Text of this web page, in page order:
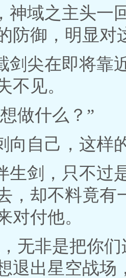
神域之主头一
防御，明显对
剑尖在即将靠
不见。
做什么？”
向自己，这样
生剑，只不过
，却不料竟
对付他。
无非是把你
退出星空战场